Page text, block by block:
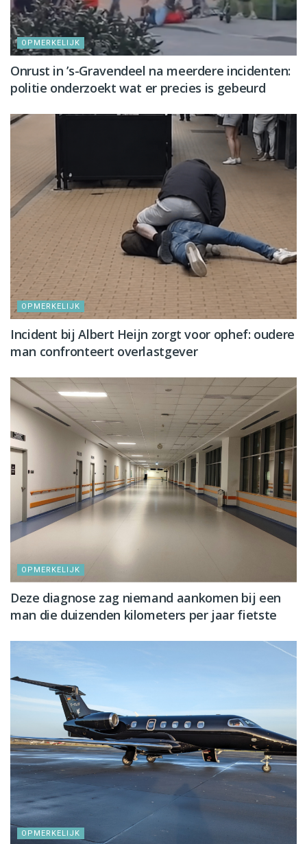
OPMERKELIJK
Onrust in ’s-Gravendeel na meerdere incidenten:
politie onderzoekt wat er precies is gebeurd
OPMERKELIJK
Incident bij Albert Heijn zorgt voor ophef: oudere
man confronteert overlastgever
OPMERKELIJK
Deze diagnose zag niemand aankomen bij een
man die duizenden kilometers per jaar fietste
OPMERKELIJK